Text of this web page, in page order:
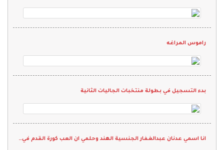
راموس المراغه
بدء التسجيل في بطولة منتخبات الجاليات الثانية
انا اسمي عدنان عبدالغفار الجنسية الهند وحلمي ان العب كورة القدم في نادي واقدم كل م لدي ويارب انها تححق